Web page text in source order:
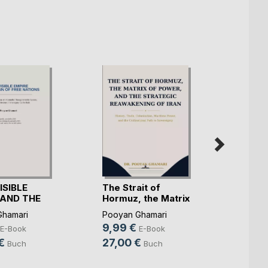
THE
E-Book
Buch
The Strait of
Hormuz, the Matrix
o(...)
Pooyan Ghamari
9,99 € E-Book
27,00 € Buch